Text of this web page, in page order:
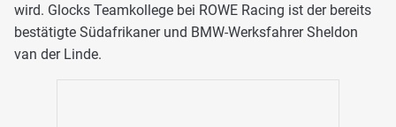
wird. Glocks Teamkollege bei ROWE Racing ist der bereits
bestätigte Südafrikaner und BMW-Werksfahrer Sheldon
van der Linde.